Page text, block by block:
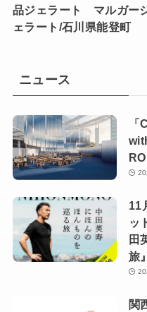
品ジェラート マルガー
ェラート/石川県能登町
ニュース
11
ッ
田
旅
関